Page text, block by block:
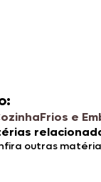
Frios e
outras